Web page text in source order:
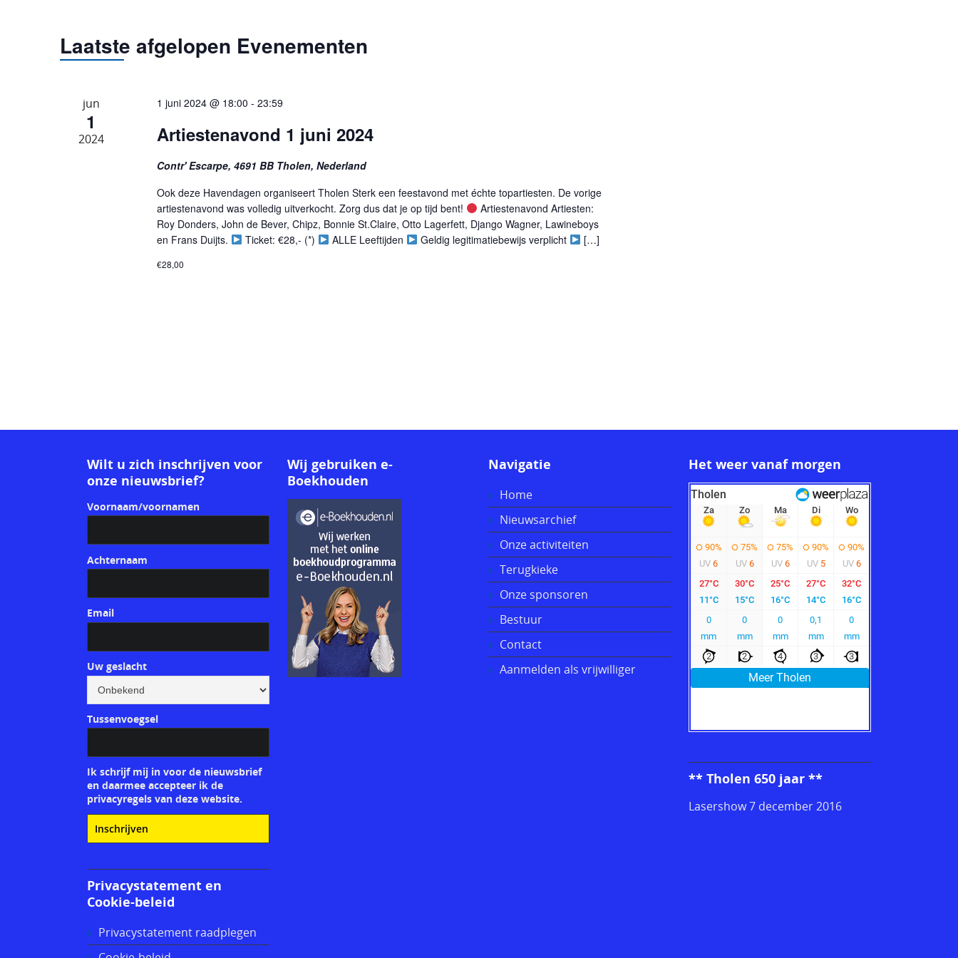
Kalender
Evenementen
Laatste afgelopen Evenementen
jun
1
2024
1 juni 2024 @ 18:00 - 23:59
Artiestenavond 1 juni 2024
Contr' Escarpe, 4691 BB Tholen, Nederland
Ook deze Havendagen organiseert Tholen Sterk een feestavond met échte topartiesten. De vorige
artiestenavond was volledig uitverkocht. Zorg dus dat je op tijd bent!
Artiestenavond Artiesten:
Roy Donders, John de Bever, Chipz, Bonnie St.Claire, Otto Lagerfett, Django Wagner, Lawineboys
en Frans Duijts.
Ticket: €28,- (*) ALLE Leeftijden Geldig legitimatiebewijs verplicht […]
€28,00
Wilt u zich inschrijven voor
onze nieuwsbrief?
Voornaam/voornamen
Achternaam
Email
Uw geslacht
Tussenvoegsel
Ik schrijf mij in voor de nieuwsbrief
en daarmee accepteer ik de
privacyregels van deze website.
Privacystatement en
Cookie-beleid
Privacystatement raadplegen
Wij gebruiken e-
Boekhouden
Navigatie
Home
Nieuwsarchief
Onze activiteiten
Terugkieke
Onze sponsoren
Bestuur
Contact
Aanmelden als vrijwilliger
Het weer vanaf morgen
** Tholen 650 jaar **
Lasershow 7 december 2016